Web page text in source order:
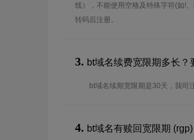
线），不能使用空格及特殊字符(如!
转码后注册。
3. bt域名续费宽限期多长？
bt域名续期宽限期是30天，我司
4. bt域名有赎回宽限期 (rgp)